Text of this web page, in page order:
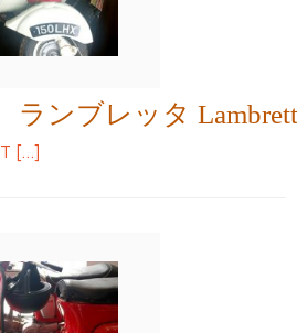
ランブレッタ
[…]